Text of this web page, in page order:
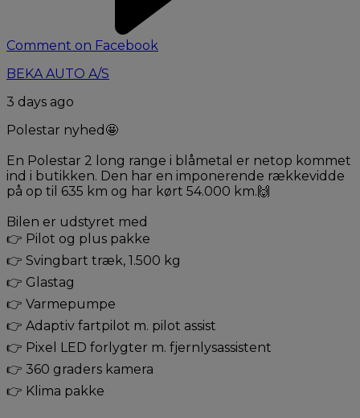
Comment on Facebook
BEKA AUTO A/S
3 days ago
Polestar nyhed🤩
En Polestar 2 long range i blåmetal er netop kommet
ind i butikken. Den har en imponerende rækkevidde
på op til 635 km og har kørt 54.000 km.🙌
Bilen er udstyret med
👉 Pilot og plus pakke
👉 Svingbart træk, 1.500 kg
👉 Glastag
👉 Varmepumpe
👉 Adaptiv fartpilot m. pilot assist
👉 Pixel LED forlygter m. fjernlysassistent
👉 360 graders kamera
👉 Klima pakke